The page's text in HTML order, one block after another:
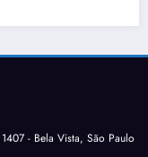
- Bela Vista, São Paulo